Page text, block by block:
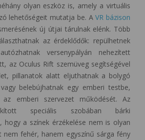
olyan eszköz is, amely a virtuális
lehetőségeit mutatja be. AVR bázison
új útjai tárulnak elénk. Több
az érdeklődők: repülhetnek
versenypályán nehezített
az Oculus Rift szemüveg segítségével
pillanatok alatt eljuthatnak a bolygó
belebújhatnak egy emberi testbe,
az emberi szervezet működését. Az
speciális szobában bárki
hogy a színek érzékelése nem is olyan
nem fehér, hanem egyszínű sárga fény